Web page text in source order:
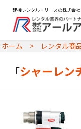
建機レンタル・リースの株式会
ホーム レンタル商
「シャーレン